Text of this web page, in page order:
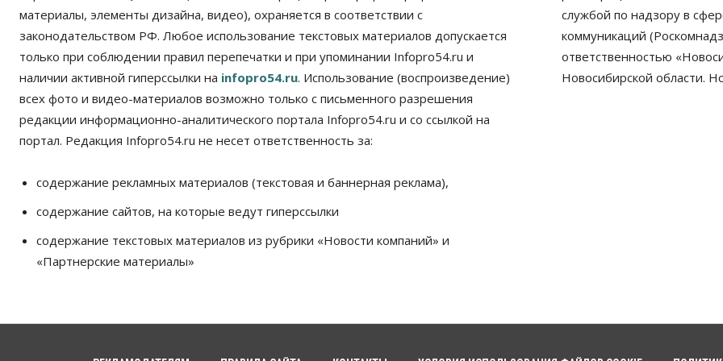
материалы, элементы дизайна, видео), охраняется в соответствии с
законодательством РФ. Любое использование текстовых материалов допускается
только при соблюдении правил перепечатки и при упоминании Infopro54.ru и
наличии активной гиперссылки на infopro54.ru. Использование (воспроизведение)
всех фото и видео-материалов возможно только с письменного разрешения
редакции информационно-аналитического портала Infopro54.ru и со ссылкой на
портал. Редакция Infopro54.ru не несет ответственность за:
содержание рекламных материалов (текстовая и баннерная реклама),
содержание сайтов, на которые ведут гиперссылки
содержание текстовых материалов из рубрики «Новости компаний» и
«Партнерские материалы»
службой по надзору в
коммуникаций
ответственностью
Новосибирской области.